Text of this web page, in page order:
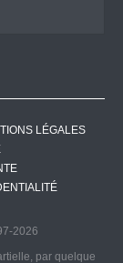
LÉGALES
2026
par quelque